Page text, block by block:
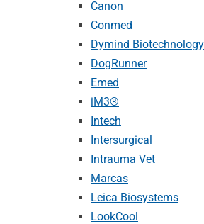
Canon
Conmed
Dymind Biotechnology
DogRunner
Emed
iM3®️
Intech
Intersurgical
Intrauma Vet
Marcas
Leica Biosystems
LookCool